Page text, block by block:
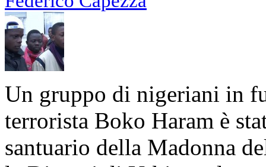
Un gruppo di nigeriani in
terrorista Boko Haram è
santuario della Madonna